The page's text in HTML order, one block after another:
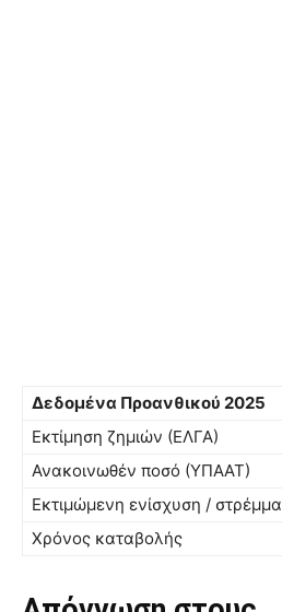
Δεδομένα Προανθικού 2025
Εκτίμηση ζημιών (ΕΛΓΑ)
Ανακοινωθέν ποσό (ΥΠΑΑΤ)
Εκτιμώμενη ενίσχυση / στρέμμα
Χρόνος καταβολής